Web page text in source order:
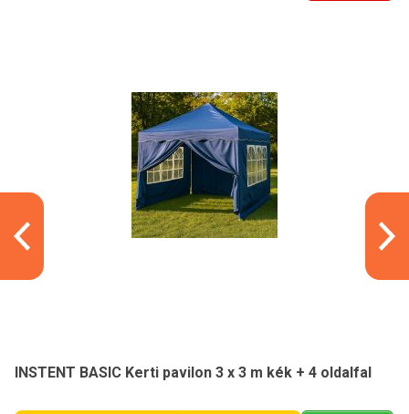
INSTENT BASIC Kerti pavilon 3 x 3 m kék + 4 oldalfal